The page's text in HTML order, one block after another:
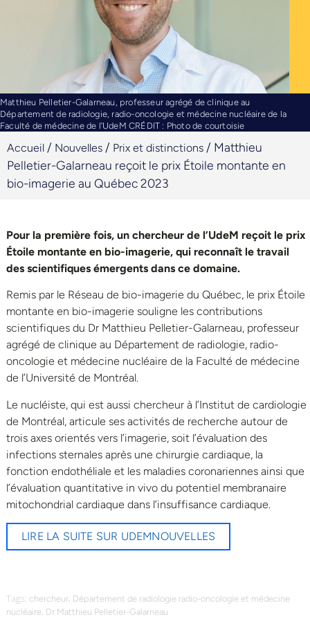
Matthieu Pelletier-Galarneau, professeur agrégé de clinique au
Département de radiologie, radio-oncologie et médecine nucléaire de la
Faculté de médecine de l’UdeM CRÉDIT : Photo de courtoisie
Accueil / Nouvelles / Prix et distinctions / Matthieu
Pelletier-Galarneau reçoit le prix Étoile montante en
bio-imagerie au Québec 2023
Pour la première fois, un chercheur de l’UdeM reçoit le prix
Étoile montante en bio-imagerie, qui reconnaît le travail
des scientifiques émergents dans ce domaine.
Remis par le Réseau de bio-imagerie du Québec, le prix Étoile
montante en bio-imagerie souligne les contributions
scientifiques du Dr Matthieu Pelletier-Galarneau, professeur
agrégé de clinique au Département de radiologie, radio-
oncologie et médecine nucléaire de la Faculté de médecine
de l’Université de Montréal.
Le nucléiste, qui est aussi chercheur à l’Institut de cardiologie
de Montréal, articule ses activités de recherche autour de
trois axes orientés vers l’imagerie, soit l’évaluation des
infections sternales après une chirurgie cardiaque, la
fonction endothéliale et les maladies coronariennes ainsi que
l’évaluation quantitative in vivo du potentiel membranaire
mitochondrial cardiaque dans l’insuffisance cardiaque.
LIRE LA SUITE SUR UDEMNOUVELLES
Tags: chercheur, Département de radiologie radio-oncologie et médecine
nucléaire, Dr Matthieu Pelletier-Galarneau